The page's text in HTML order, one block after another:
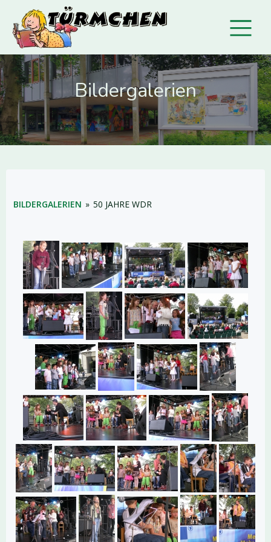
Bildergalerien
BILDERGALERIEN » 50 JAHRE WDR